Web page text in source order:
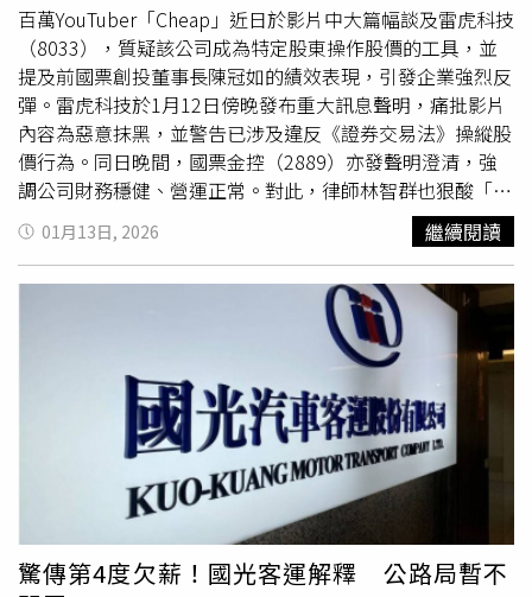
包，除可表達祝福，亦可兼顧環境永續。央行亦鼓勵民眾以
數位方式進行紅包轉帳傳遞心意，包括利用手機門號轉帳發
放數位紅包；除可避開人潮，亦可節省社會資源，並達到數
位轉型之效（手機門號轉帳服務詳附件操作說明；如有任何
疑問，請洽詢各往來金融機構）。另一方面，為方便民眾年
節期間換領新鈔，多家銀行已陸續透過ATM提供相關服務。
中信銀行表示，全台151家7－ELEVEN門市內設置的中信
ATM，將於2月11日至2月13日限量提供新鈔提領。台北富
邦銀行則於全台分行臨櫃及ATM同步開放換鈔。北富銀ATM
依設備不同，單筆提款上限為5萬元或10萬元，每日最高可
提領15萬元；金融卡轉帳限額為3萬元，若有大額資金需
求，可改用網銀或行動銀行轉帳。台新銀行配合央行規劃，
自2月9日至2月17日（大年初一），於指定大全聯、新光三
越及環球購物中心的台新ATM，提供24小時新鈔提領服務，
讓民眾採買年貨、逛街時也能順利換鈔。此外，臺灣銀行
ATM通常會在2月初陸續補入新鈔，民眾可提前兌換以避開
人潮；兆豐等銀行亦在特定據點提供新鈔，建議留意機台標
示；部分捷運站ATM，如國泰世華設置的機台，也可提領新
百萬YouTuber「Cheap」近日於影片中大篇幅談及雷虎科技
（8033），質疑該公司成為特定股東操作股價的工具，並
提及前國票創投董事長陳冠如的績效表現，引發企業強烈反
彈。雷虎科技於1月12日傍晚發布重大訊息聲明，痛批影片
內容為惡意抹黑，並警告已涉及違反《證券交易法》操縱股
價行為。同日晚間，國票金控（2889）亦發聲明澄清，強
調公司財務穩健、營運正常。對此，律師林智群也狠酸「便
宜哥有聲量後就開始飄了」。雷虎科技指出，公司近年大力
投入無人機與無人艇的軍工技術研發，積極響應國防自主政
策，並已通過多次國防部驗測，在國際展會中展現技術實
力。聲明中強調，影片中僅以短期股價波動為依據評論公
司，無視科技研發需長期投入，是對全體員工努力的嚴重傷
害。公司法務部門已完整蒐證影片內容，預計提起「加重誹
謗」及「違反證券交易法」的刑事訴訟，並保留民事求償權
利。面對雷虎與國票金的連番聲明，Cheap隨即於PTT發文
回應，直言官方回應「避重就輕」。他表示，影片評論的是
併購失敗的結果，不是程序合法性問題。他指出，大都會人
壽與安泰銀行併購案接連未果，使國票金失去擴張契機，而
當時所提的「程序瑕疵」說法，已被法院判決推翻。針對國
票金聲明中提到資金調度經董事會通過，Cheap回應稱，自
己從未指控違法，而是指出「觀感難看」，並批評聲明迴避
01月13日, 2026 繼續閱讀
驚傳第4度欠薪！國光客運解釋 公路局暫不